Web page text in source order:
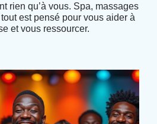
rien qu’à vous. Spa, massages
est pensé pour vous aider à
et vous ressourcer.